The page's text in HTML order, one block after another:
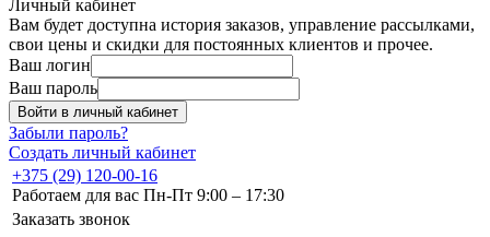
Личный кабинет
Вам будет доступна история заказов, управление рассылками,
свои цены и скидки для постоянных клиентов и прочее.
Ваш логин
Ваш пароль
Войти в личный кабинет
Забыли пароль?
Создать личный кабинет
+375 (29) 120-00-16
Работаем для вас Пн-Пт 9:00 – 17:30
Заказать звонок